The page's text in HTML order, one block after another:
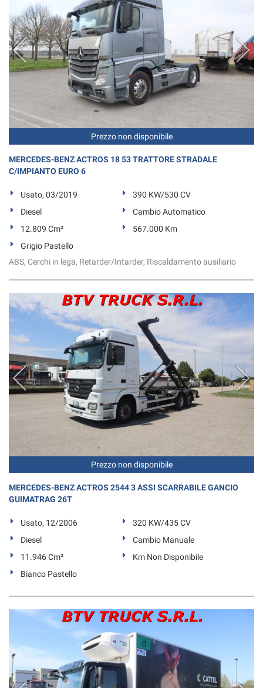
Prezzo non disponibile
MERCEDES-BENZ ACTROS 18 53 TRATTORE STRADALE
C/IMPIANTO EURO 6
Usato, 03/2019
390 KW/530 CV
Diesel
Cambio Automatico
12.809 Cm³
567.000 Km
Grigio Pastello
ABS, Cerchi in lega, Retarder/Intarder, Riscaldamento ausiliario
Prezzo non disponibile
MERCEDES-BENZ ACTROS 2544 3 ASSI SCARRABILE GANCIO
GUIMATRAG 26T
Usato, 12/2006
320 KW/435 CV
Diesel
Cambio Manuale
11.946 Cm³
Km Non Disponibile
Bianco Pastello